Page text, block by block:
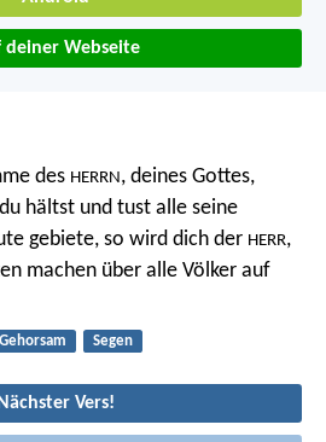
deiner Webseite
des HERRN, deines Gottes,
hältst und tust alle seine
gebiete, so wird dich der HERR,
machen über alle Völker auf
Gehorsam Segen
Nächster Vers!